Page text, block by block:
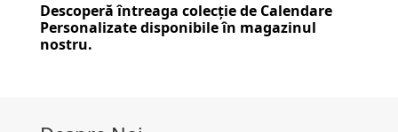
Descoperă întreaga colecție de Calendare
Personalizatedisponibile în magazinul
nostru.